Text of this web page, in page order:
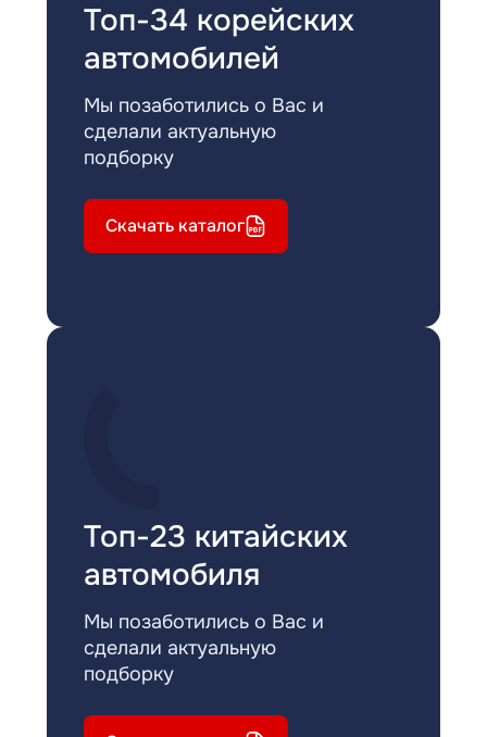
Топ-34 корейских
автомобилей
Мы позаботились о Вас и
сделали актуальную
подборку
Скачать каталог
Топ-23 китайских
автомобиля
Мы позаботились о Вас и
сделали актуальную
подборку